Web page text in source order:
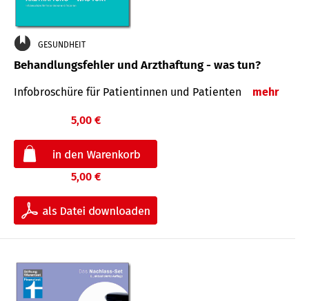
GESUNDHEIT
Behandlungsfehler und Arzthaftung - was tun?
Infobroschüre für Patientinnen und Patienten mehr
5,00 €
5,00 €